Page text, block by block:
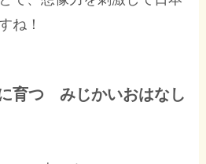
ね！
育つ みじかいおはなし